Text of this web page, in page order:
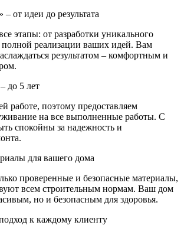
от идеи до результата
этапы: от разработки уникального
полной реализации ваших идей. Вам
результатом – комфортным и
до 5 лет
работе, поэтому предоставляем
на все выполненные работы. С
спокойны за надежность и
для вашего дома
проверенные и безопасные материалы,
всем строительным нормам. Ваш дом
но и безопасным для здоровья.
к каждому клиенту